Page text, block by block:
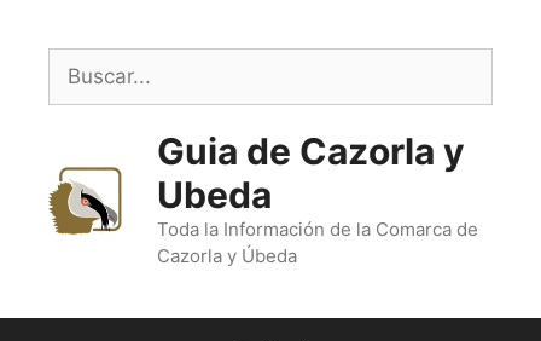
contenido
Buscar:
Guia de Cazorla y
Ubeda
Toda la Información de la Comarca de
Cazorla y Úbeda